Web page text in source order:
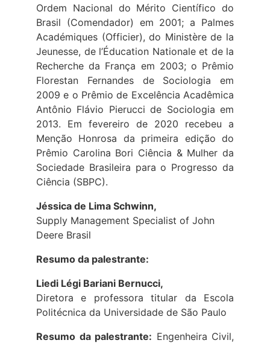
Ordem Nacional do Mérito Científico do
Brasil (Comendador) em 2001; a Palmes
Académiques (Officier), do Ministère de la
Jeunesse, de l’Éducation Nationale et de la
Recherche da França em 2003; o Prêmio
Florestan Fernandes de Sociologia em
2009 e o Prêmio de Excelência Acadêmica
Antônio Flávio Pierucci de Sociologia em
2013. Em fevereiro de 2020 recebeu a
Menção Honrosa da primeira edição do
Prêmio Carolina Bori Ciência & Mulher da
Sociedade Brasileira para o Progresso da
Ciência (SBPC).
Jéssica de Lima Schwinn,
Supply Management Specialist of John
Deere Brasil
Resumo da palestrante:
Liedi Légi Bariani Bernucci,
Diretora e professora titular da Escola
Politécnica da Universidade de São Paulo
Resumo da palestrante: Engenheira Civil,